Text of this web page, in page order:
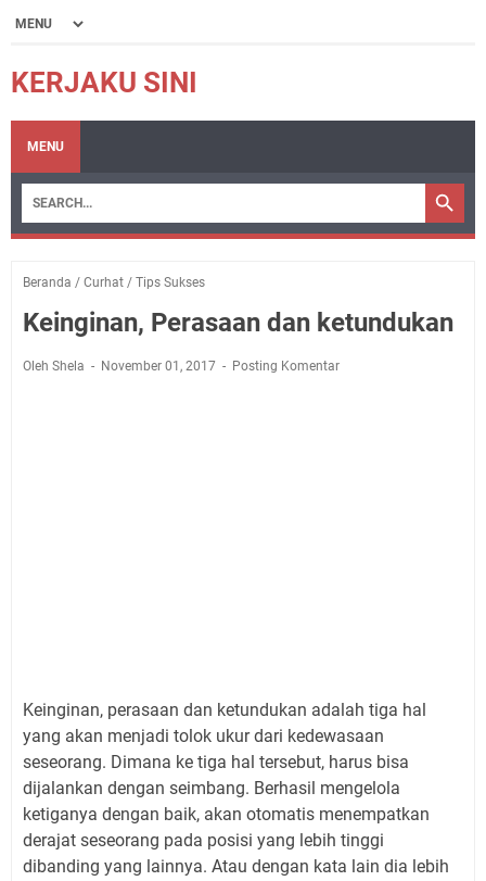
KERJAKU SINI
MENU
Beranda / Curhat / Tips Sukses
Keinginan, Perasaan dan ketundukan
Oleh Shela November 01, 2017 Posting Komentar
Keinginan, perasaan dan ketundukan adalah tiga hal
yang akan menjadi tolok ukur dari kedewasaan
seseorang. Dimana ke tiga hal tersebut, harus bisa
dijalankan dengan seimbang. Berhasil mengelola
ketiganya dengan baik, akan otomatis menempatkan
derajat seseorang pada posisi yang lebih tinggi
dibanding yang lainnya. Atau dengan kata lain dia lebih